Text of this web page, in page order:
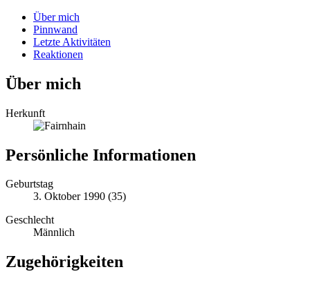
Über mich
Pinnwand
Letzte Aktivitäten
Reaktionen
Über mich
Herkunft
Persönliche Informationen
Geburtstag
3. Oktober 1990 (35)
Geschlecht
Männlich
Zugehörigkeiten